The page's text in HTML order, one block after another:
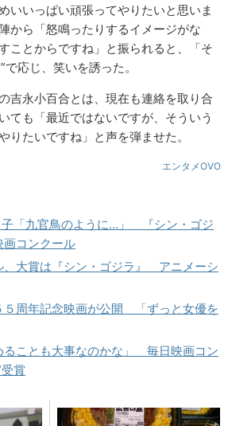
いいっぱい頑張ってやりたいと思いま
から「怒鳴ったりするイメージがな
ことからですね」と振られると、「そ
応じ、笑いを誘った。
吉永小百合とは、現在も連絡を取り合
ても「最近ではないですが、そういう
りたいですね」と声を弾ませた。
エンタメOVO
子「九官鳥のように…」 『シン・ゴジ
画コンクール
、大賞は『シン・ゴジラ』 アニメーシ
５周年記念映画が公開 「ずっと女優を
ることも大事なのかな」 毎日映画コン
賞